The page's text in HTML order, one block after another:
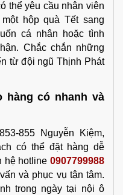
thể yêu cầu nhân viên
hộp quà Tết sang
cá nhân hoặc tình
Chắc chắn những
từ đội ngũ Thịnh Phát
hàng có nhanh và
855 Nguyễn Kiệm,
có thể đặt hàng dễ
hệ hotline 0907799988
và phục vụ tận tâm.
trong ngày tại nội ô